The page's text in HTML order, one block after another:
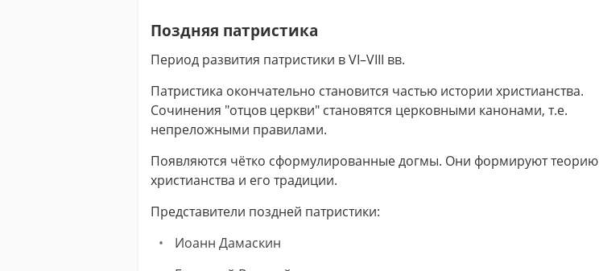
Поздняя патристика
Период развития патристики в VI–VIII вв.
Патристика окончательно становится частью истории христианства.
Сочинения "отцов церкви" становятся церковными канонами, т.е.
непреложными правилами.
Появляются чётко сформулированные догмы. Они формируют теорию
христианства и его традиции.
Представители поздней патристики:
Иоанн Дамаскин